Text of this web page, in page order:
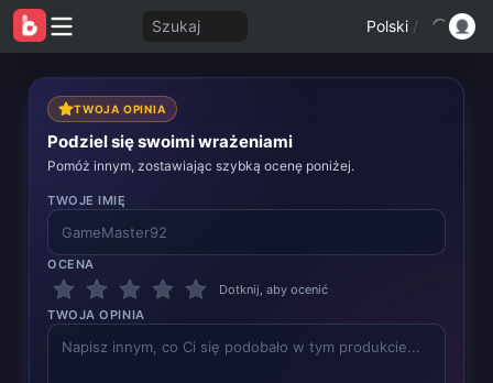
Szukaj Polski /
TWOJA OPINIA
Podziel się swoimi wrażeniami
Pomóż innym, zostawiając szybką ocenę poniżej.
TWOJE IMIĘ
OCENA
Dotknij, aby ocenić
TWOJA OPINIA